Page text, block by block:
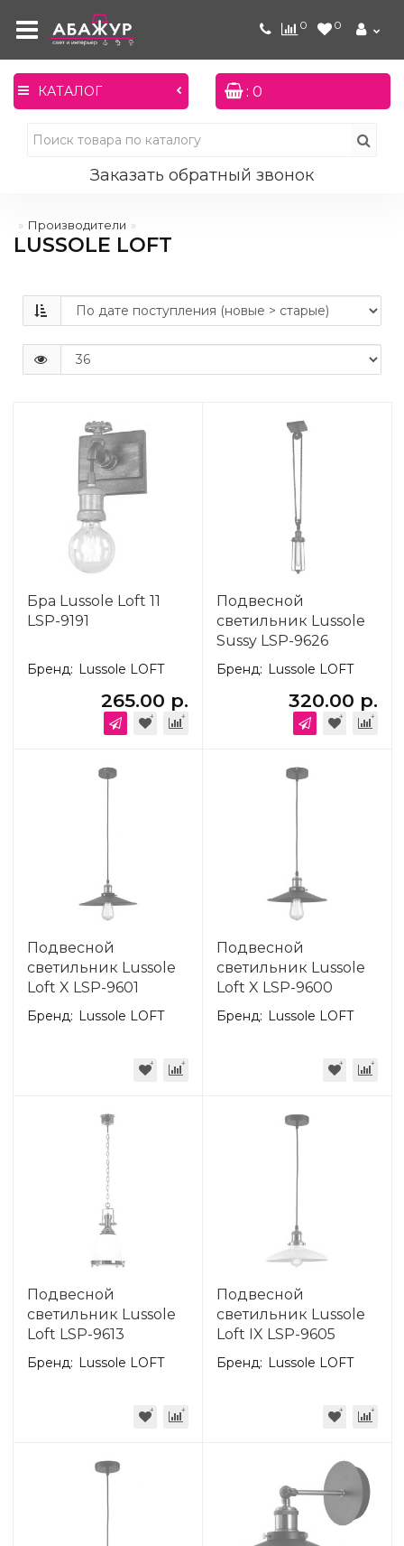
0 0
КАТАЛОГ : 0
Заказать обратный звонок
Производители
LUSSOLE LOFT
Бра Lussole Loft 11
LSP-9191
Бренд: Lussole LOFT
265.00 р.
Подвесной
светильник Lussole
Sussy LSP-9626
Бренд: Lussole LOFT
320.00 р.
Подвесной
светильник Lussole
Loft X LSP-9601
Бренд: Lussole LOFT
Подвесной
светильник Lussole
Loft X LSP-9600
Бренд: Lussole LOFT
Подвесной
светильник Lussole
Loft LSP-9613
Бренд: Lussole LOFT
Подвесной
светильник Lussole
Loft IX LSP-9605
Бренд: Lussole LOFT